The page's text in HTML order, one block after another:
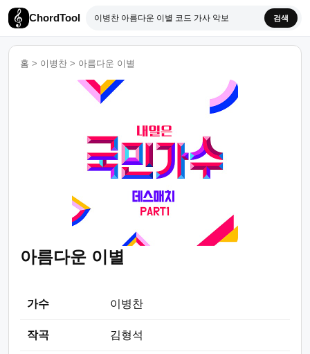
ChordTool 검색
홈 > 이병찬 > 아름다운 이별
아름다운 이별
가수 이병찬
작곡 김형석